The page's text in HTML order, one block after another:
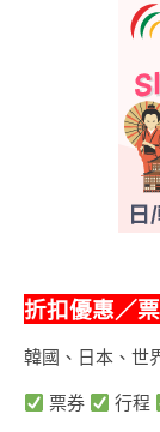
折扣優惠／
韓國、日本、世
票券
行程